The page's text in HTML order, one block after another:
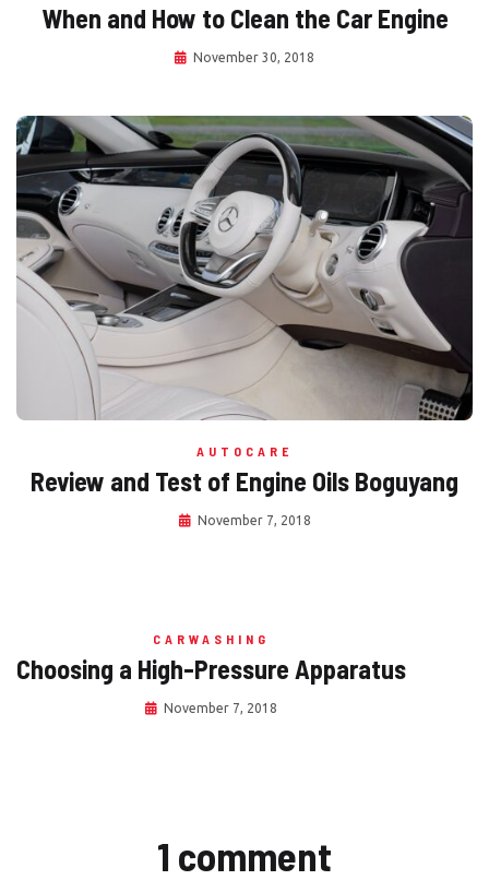
When and How to Clean the Car Engine
November 30, 2018
AUTOCARE
Review and Test of Engine Oils Boguyang
November 7, 2018
CARWASHING
Choosing a High-Pressure Apparatus
November 7, 2018
1 comment